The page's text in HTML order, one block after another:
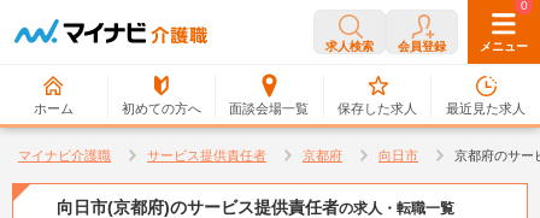
求人検索 会員登録 メニュー
ホーム 初めての方へ 面談会場一覧
0
保存した求人
0
最近見た求人
マイナビ介護職 サービス提供責任者 京都府 向日市 京都府のサー
向日市(京都府)のサービス提供責任者の求人・転職一覧